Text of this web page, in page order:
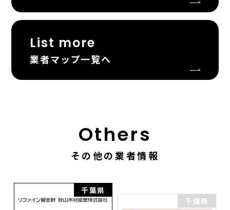
List more
業者マップ一覧へ
Others
その他の業者情報
千葉県 千葉県